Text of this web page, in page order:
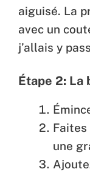
aiguisé. La
avec un
j’allais y
Étape 2: La
Faites
une